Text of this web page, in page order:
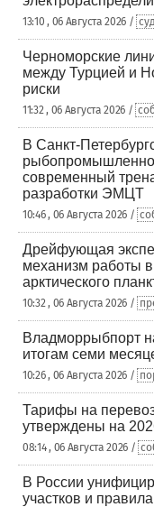
13:10 , 06 Августа 2026 /
Черноморские
между Турцией и
риски
11:32 , 06 Августа 2026 /
В Санкт-
современный
разработки ЭМЦТ
10:46 , 06 Августа 2026 /
Дрейфующая
механизм работы
арктического
10:32 , 06 Августа 2026 /
Владморрыбпорт
итогам семи
10:26 , 06 Августа 2026 /
Тарифы на
утверждены на
08:14 , 06 Августа 2026 /
В России
участков и